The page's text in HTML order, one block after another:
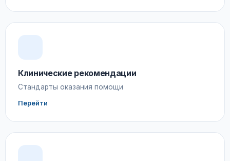
Клинические рекомендации
Стандарты оказания помощи
Перейти